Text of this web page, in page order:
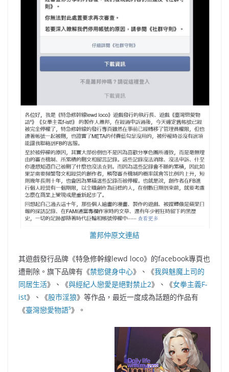
蕭邦仲原文連結
其遊戲發行品牌《特急修幹線lewd loco》的facebook專頁也
遭刪除。旗下品牌有《禁慾健身中心》、《我與魅魔上司的
同居生活》、《與經紀人戀愛是絕對禁止2》、《女拳主義F-
ist》、《股市淫狼》等作品，最近一度成為話題的作品有
《臺灣戀愛物語⁵》。